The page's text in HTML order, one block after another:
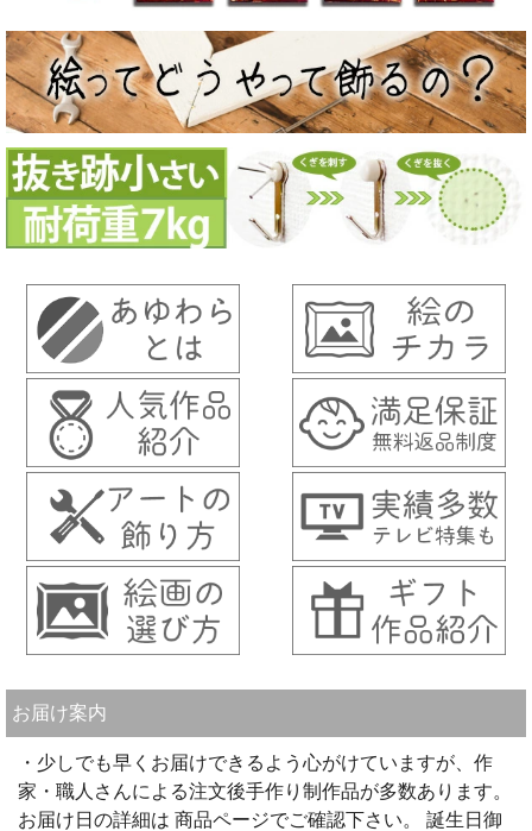
お届け案内
・少しでも早くお届けできるよう心がけていますが、作
家・職人さんによる注文後手作り制作品が多数あります。
お届け日の詳細は 商品ページでご確認下さい。 誕生日御